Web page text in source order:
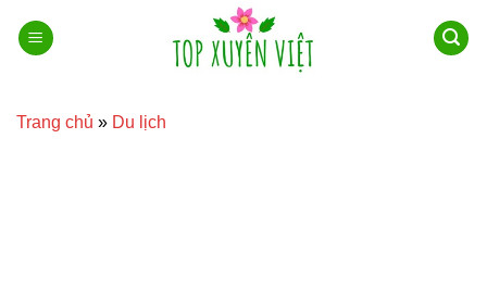
qua
Trang chủ » Du lịch